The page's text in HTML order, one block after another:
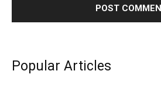
Popular Articles